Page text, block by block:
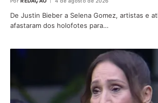
De Justin Bieber a Selena Gomez, artistas e
afastaram dos holofotes para…